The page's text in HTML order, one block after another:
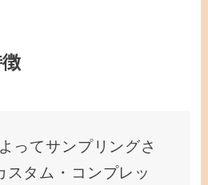
ってサンプリングさ
スタム・コンプレッ